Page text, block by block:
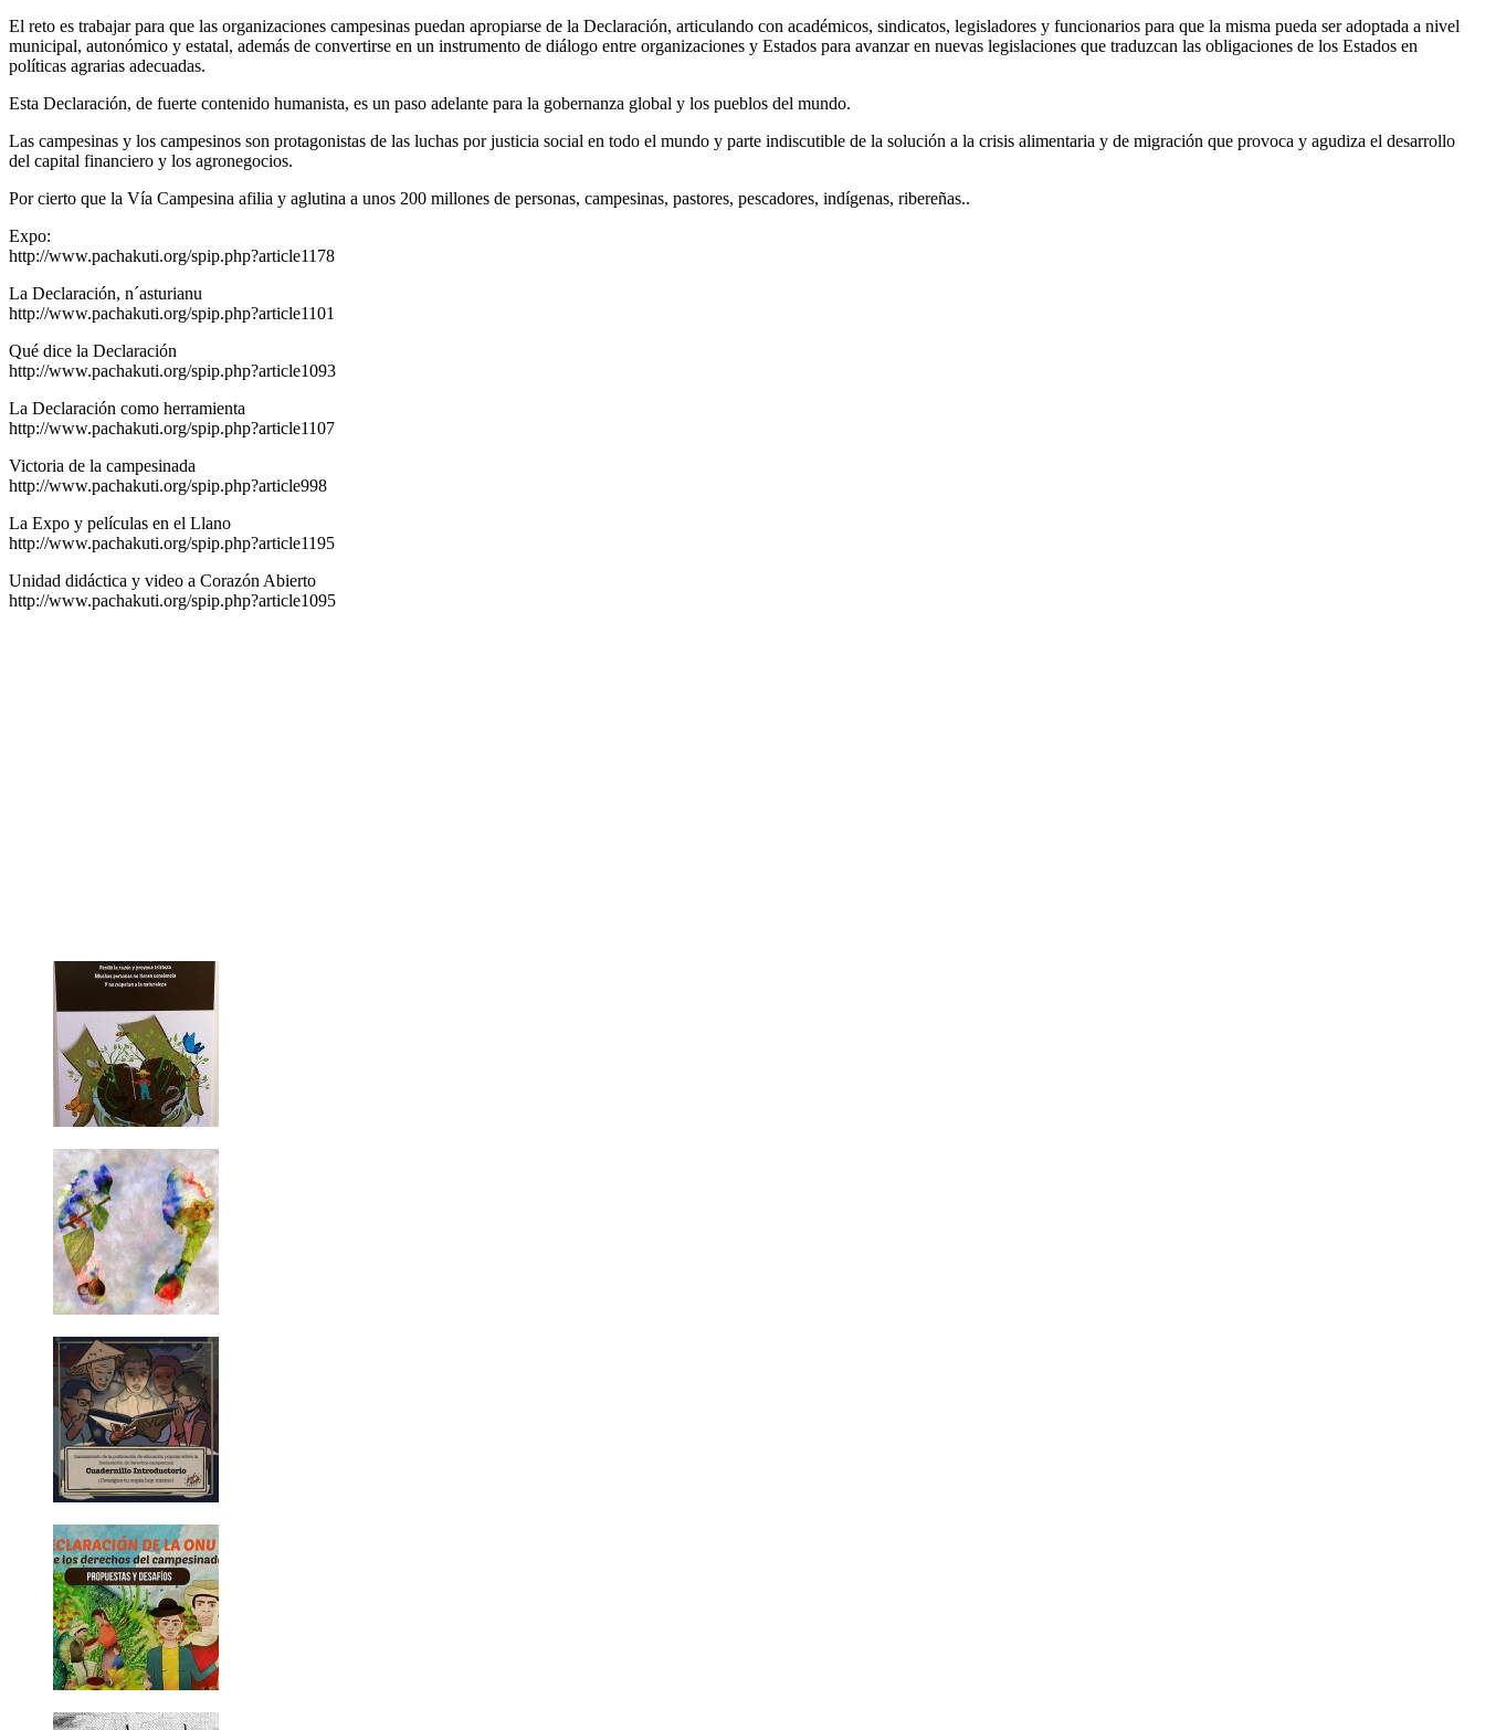
El reto es trabajar para que las organizaciones campesinas puedan apropiarse de la Declaración, articulando con académicos, sindicatos, legisladores y funcionarios para que la misma pueda ser adoptada a nivel
municipal, autonómico y estatal, además de convertirse en un instrumento de diálogo entre organizaciones y Estados para avanzar en nuevas legislaciones que traduzcan las obligaciones de los Estados en
políticas agrarias adecuadas.
Esta Declaración, de fuerte contenido humanista, es un paso adelante para la gobernanza global y los pueblos del mundo.
Las campesinas y los campesinos son protagonistas de las luchas por justicia social en todo el mundo y parte indiscutible de la solución a la crisis alimentaria y de migración que provoca y agudiza el desarrollo
del capital financiero y los agronegocios.
Por cierto que la Vía Campesina afilia y aglutina a unos 200 millones de personas, campesinas, pastores, pescadores, indígenas, ribereñas..
Expo:
http://www.pachakuti.org/spip.php?article1178
La Declaración, n´asturianu
http://www.pachakuti.org/spip.php?article1101
Qué dice la Declaración
http://www.pachakuti.org/spip.php?article1093
La Declaración como herramienta
http://www.pachakuti.org/spip.php?article1107
Victoria de la campesinada
http://www.pachakuti.org/spip.php?article998
La Expo y películas en el Llano
http://www.pachakuti.org/spip.php?article1195
Unidad didáctica y video a Corazón Abierto
http://www.pachakuti.org/spip.php?article1095